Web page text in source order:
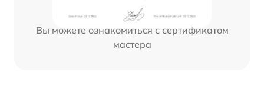
Вы можете ознакомиться с сертификатом
мастера